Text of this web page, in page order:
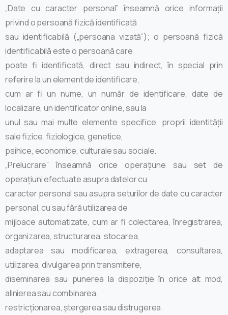
„Date cu caracter personal” înseamnă orice informații
privind o persoană fizică identificată
sau identificabilă („persoana vizată”); o persoană fizică
identificabilă este o persoană care
poate fi identificată, direct sau indirect, în special prin
referire la un element de identificare,
cum ar fi un nume, un număr de identificare, date de
localizare, un identificator online, sau la
unul sau mai multe elemente specifice, proprii identității
sale fizice, fiziologice, genetice,
psihice, economice, culturale sau sociale.
„Prelucrare” înseamnă orice operațiune sau set de
operațiuni efectuate asupra datelor cu
caracter personal sau asupra seturilor de date cu caracter
personal, cu sau fără utilizarea de
mijloace automatizate, cum ar fi colectarea, înregistrarea,
organizarea, structurarea, stocarea,
adaptarea sau modificarea, extragerea, consultarea,
utilizarea, divulgarea prin transmitere,
diseminarea sau punerea la dispoziție în orice alt mod,
alinierea sau combinarea,
restricționarea, ștergerea sau distrugerea.